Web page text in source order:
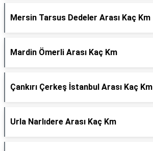
Mersin Tarsus Dedeler Arası Kaç Km
Mardin Ömerli Arası Kaç Km
Çankırı Çerkeş İstanbul Arası Kaç Km
Urla Narlıdere Arası Kaç Km